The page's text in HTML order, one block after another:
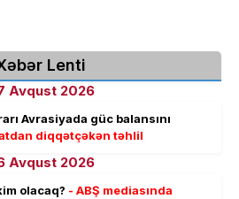
Lenti
Avqust 2026
Avrasiyada güc balansını
diqqətçəkən təhlil
Avqust 2026
olacaq? - ABŞ mediasında